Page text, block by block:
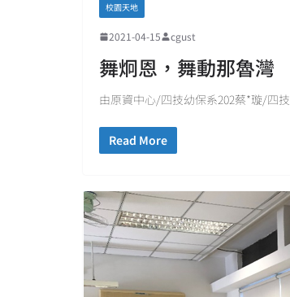
校園天地
2021-04-15 cgust
舞炯恩，舞動那魯灣
由原資中心/四技幼保系202蔡*璇/四技
Read More